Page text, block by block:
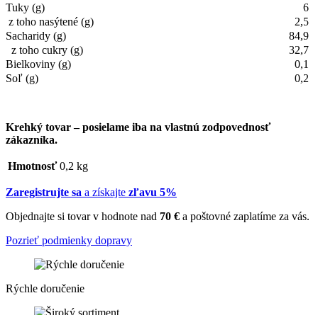
Tuky (g)
6
z toho nasýtené (g)
2,5
Sacharidy (g)
84,9
z toho cukry (g)
32,7
Bielkoviny (g)
0,1
Soľ (g)
0,2
Krehký tovar – posielame iba na vlastnú zodpovednosť
zákazníka.
Hmotnosť 0,2 kg
Zaregistrujte sa a získajte zľavu 5%
Objednajte si tovar v hodnote nad 70 € a poštovné zaplatíme za vás.
Pozrieť podmienky dopravy
Rýchle doručenie